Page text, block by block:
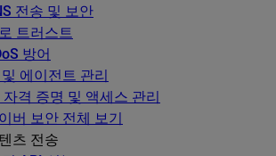
전송 및 보안
트러스트
방어
에이전트 관리
자격 증명 및 액세스 관리
버 보안 전체 보기
츠 전송